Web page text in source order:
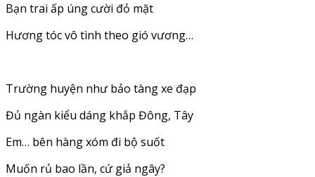
Bạn trai ấp úng cười đỏ mặt
Hương tóc vô tình theo gió vương…
Trường huyện như bảo tàng xe đạp
Đủ ngàn kiểu dáng khắp Đông, Tây
Em… bên hàng xóm đi bộ suốt
Muốn rủ bao lần, cứ giả ngây?